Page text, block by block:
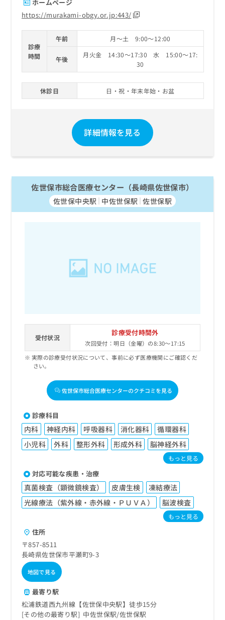
ホームページ
https://murakami-obgy.or.jp:443/
診療
時間
午前 月～土 9:00～12:00
午後
月火金 14:30～17:30 水 15:00～17:
30
休診日 日・祝・年末年始・お盆
詳細情報を見る
佐世保市総合医療センター（長崎県佐世保市）
佐世保中央駅 中佐世保駅 佐世保駅
受付状況
診療受付時間外
次回受付：明日（金曜）の8:30～17:15
実際の診療受付状況について、事前に必ず医療機関にご確認くだ
さい。
佐世保市総合医療センターのクチコミを見る
診療科目
内科 神経内科 呼吸器科 消化器科
循環器科
小児科
外科 整形外科 形成外科 脳神経外科
もっと見る
対応可能な疾患・治療
真菌検査（顕微鏡検査） 皮膚生検
凍結療法
光線療法（紫外線・赤外線・ＰＵＶＡ）
脳波検査
もっと見る
住所
〒857-8511
長崎県佐世保市平瀬町9-3
地図で見る
最寄り駅
松浦鉄道西九州線【佐世保中央駅】徒歩15分
その他の最寄り駅
中佐世保駅 佐世保駅